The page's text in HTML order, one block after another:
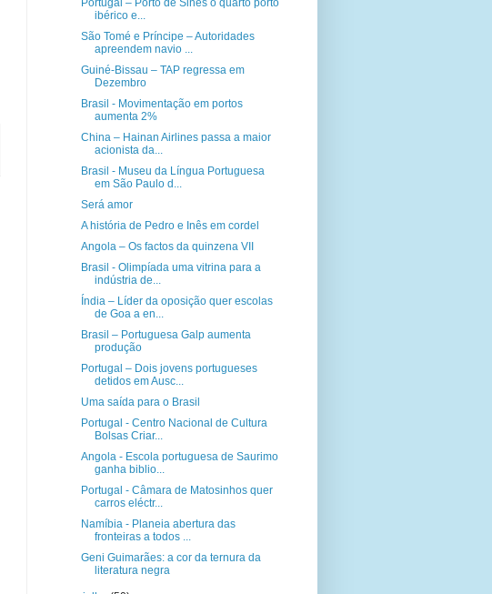
Portugal – Porto de Sines o quarto porto
ibérico e...
São Tomé e Príncipe – Autoridades
apreendem navio ...
Guiné-Bissau – TAP regressa em
Dezembro
Brasil - Movimentação em portos
aumenta 2%
China – Hainan Airlines passa a maior
acionista da...
Brasil - Museu da Língua Portuguesa
em São Paulo d...
Será amor
A história de Pedro e Inês em cordel
Angola – Os factos da quinzena VII
Brasil - Olimpíada uma vitrina para a
indústria de...
Índia – Líder da oposição quer escolas
de Goa a en...
Brasil – Portuguesa Galp aumenta
produção
Portugal – Dois jovens portugueses
detidos em Ausc...
Uma saída para o Brasil
Portugal - Centro Nacional de Cultura
Bolsas Criar...
Angola - Escola portuguesa de Saurimo
ganha biblio...
Portugal - Câmara de Matosinhos quer
carros eléctr...
Namíbia - Planeia abertura das
fronteiras a todos ...
Geni Guimarães: a cor da ternura da
literatura negra